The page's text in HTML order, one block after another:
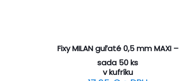
Fixy MILAN guľaté 0,5 mm MAXI –
sada 50 ks
v kufríku